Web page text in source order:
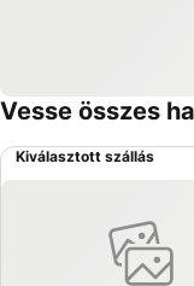
Vesse összes
Kiválasztott szállás